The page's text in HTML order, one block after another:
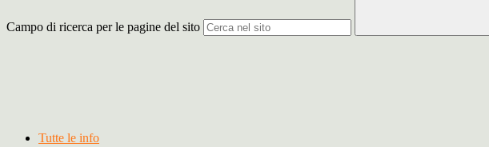
Campo di ricerca per le pagine del sito
Tutte le info